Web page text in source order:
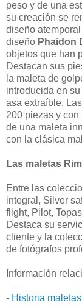
peso y de una
su creación se
diseño
diseño Phaidon
objetos que han
Destacan sus
la maleta de
introducida en
asa extraíble.
200 piezas y con
de una maleta
con la clásica
Las maletas
Entre las
integral, Silver
flight, Pilot,
Destaca su
cliente y la
de fotógrafos
Información
- Historia